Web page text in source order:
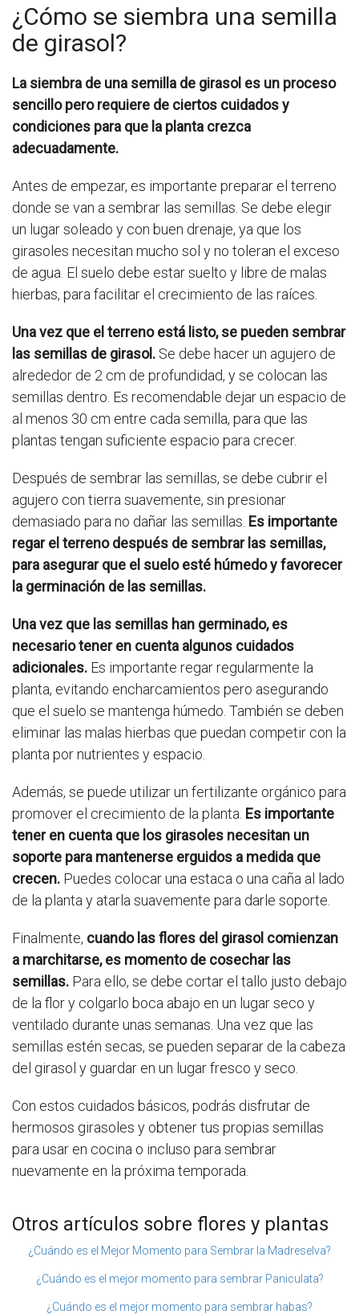
¿Cómo se siembra una semilla
de girasol?
La siembra de una semilla de girasol es un proceso
sencillo pero requiere de ciertos cuidados y
condiciones para que la planta crezca
adecuadamente.
Antes de empezar, es importante preparar el terreno
donde se van a sembrar las semillas. Se debe elegir
un lugar soleado y con buen drenaje, ya que los
girasoles necesitan mucho sol y no toleran el exceso
de agua. El suelo debe estar suelto y libre de malas
hierbas, para facilitar el crecimiento de las raíces.
Una vez que el terreno está listo, se pueden sembrar
las semillas de girasol. Se debe hacer un agujero de
alrededor de 2 cm de profundidad, y se colocan las
semillas dentro. Es recomendable dejar un espacio de
al menos 30 cm entre cada semilla, para que las
plantas tengan suficiente espacio para crecer.
Después de sembrar las semillas, se debe cubrir el
agujero con tierra suavemente, sin presionar
demasiado para no dañar las semillas. Es importante
regar el terreno después de sembrar las semillas,
para asegurar que el suelo esté húmedo y favorecer
la germinación de las semillas.
Una vez que las semillas han germinado, es
necesario tener en cuenta algunos cuidados
adicionales. Es importante regar regularmente la
planta, evitando encharcamientos pero asegurando
que el suelo se mantenga húmedo. También se deben
eliminar las malas hierbas que puedan competir con la
planta por nutrientes y espacio.
Además, se puede utilizar un fertilizante orgánico para
promover el crecimiento de la planta. Es importante
tener en cuenta que los girasoles necesitan un
soporte para mantenerse erguidos a medida que
crecen. Puedes colocar una estaca o una caña al lado
de la planta y atarla suavemente para darle soporte.
Finalmente, cuando las flores del girasol comienzan
a marchitarse, es momento de cosechar las
semillas. Para ello, se debe cortar el tallo justo debajo
de la flor y colgarlo boca abajo en un lugar seco y
ventilado durante unas semanas. Una vez que las
semillas estén secas, se pueden separar de la cabeza
del girasol y guardar en un lugar fresco y seco.
Con estos cuidados básicos, podrás disfrutar de
hermosos girasoles y obtener tus propias semillas
para usar en cocina o incluso para sembrar
nuevamente en la próxima temporada.
Otros artículos sobre flores y plantas
¿Cuándo es el Mejor Momento para Sembrar la Madreselva?
¿Cuándo es el mejor momento para sembrar Paniculata?
¿Cuándo es el mejor momento para sembrar habas?